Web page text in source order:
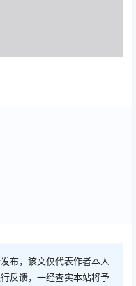
布，该文仅代表作者本人
反馈，一经查实本站将予